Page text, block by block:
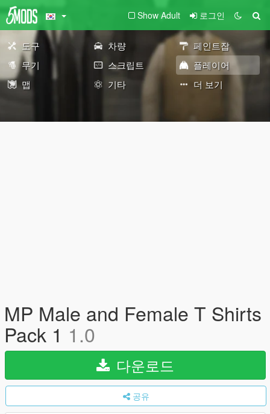
Show Adult 로그인
도구 차량
페인트잡
무기
스크립트
플레이어
맵
기타 더 보기
MP Male and Female T Shirts
Pack 1 1.0
다운로드
공유